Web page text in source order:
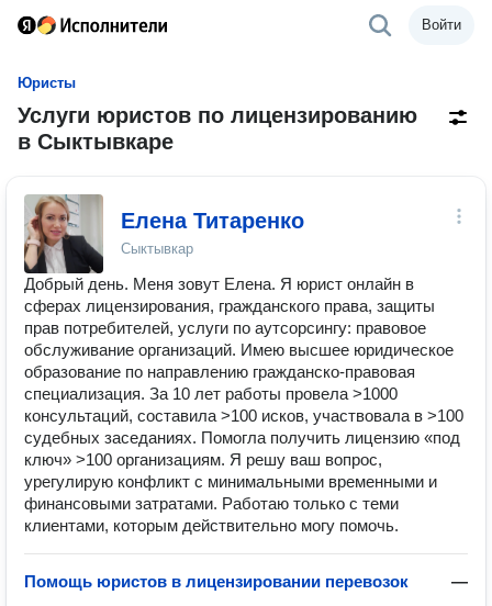
Войти
Юристы
Услуги юристов по лицензированию
в Сыктывкаре
Елена Титаренко
Сыктывкар
Добрый день. Меня зовут Елена. Я юрист онлайн в
сферах лицензирования, гражданского права, защиты
прав потребителей, услуги по аутсорсингу: правовое
обслуживание организаций. Имею высшее юридическое
образование по направлению гражданско-правовая
специализация. За 10 лет работы провела >1000
консультаций, составила >100 исков, участвовала в >100
судебных заседаниях. Помогла получить лицензию «под
ключ» >100 организациям. Я решу ваш вопрос,
урегулирую конфликт с минимальными временными и
финансовыми затратами. Работаю только с теми
клиентами, которым действительно могу помочь.
Помощь юристов в лицензировании перевозок —